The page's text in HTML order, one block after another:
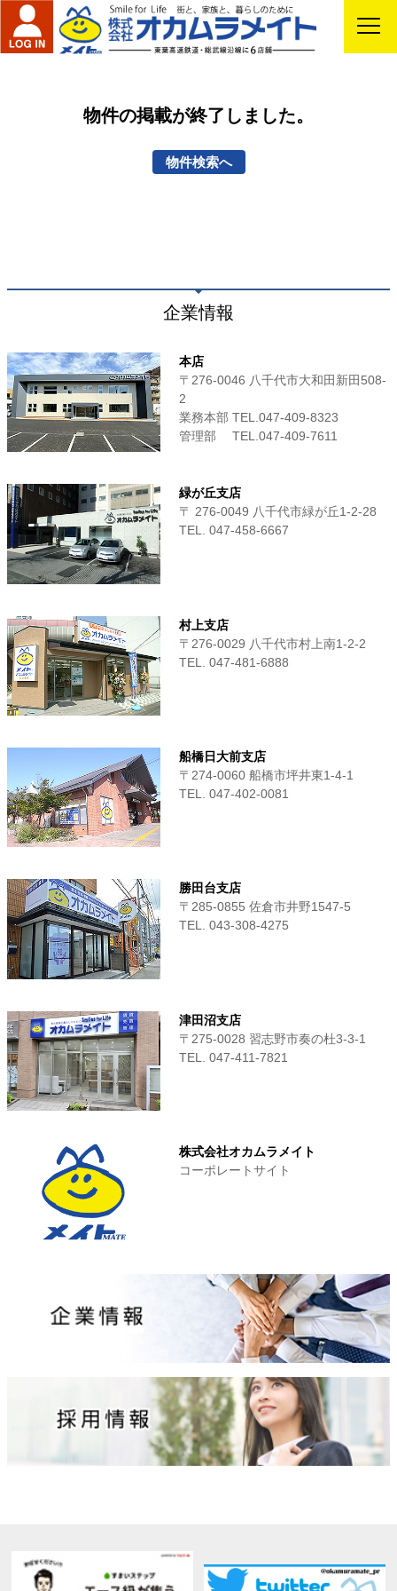
物件の掲載が終了しました。
物件検索へ
企業情報
本店
〒276-0046 八千代市大和田新田508-
2
業務本部 TEL.047-409-8323
管理部 TEL.047-409-7611
緑が丘支店
〒 276-0049 八千代市緑が丘1-2-28
TEL. 047-458-6667
村上支店
〒276-0029 八千代市村上南1-2-2
TEL. 047-481-6888
船橋日大前支店
〒274-0060 船橋市坪井東1-4-1
TEL. 047-402-0081
勝田台支店
〒285-0855 佐倉市井野1547-5
TEL. 043-308-4275
津田沼支店
〒275-0028 習志野市奏の杜3-3-1
TEL. 047-411‐7821
株式会社オカムラメイト
コーポレートサイト